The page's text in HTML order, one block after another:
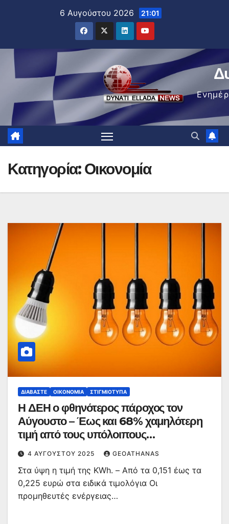
6 Αυγούστου 2026 21:01
Κατηγορία:Οικονομία
ΔΙΑΒΆΣΤΕ ΟΙΚΟΝΟΜΊΑ ΣΤΙΓΜΙΌΤΥΠΑ
Η ΔΕΗ ο φθηνότερος πάροχος τον
Αύγουστο – Έως και 68% χαμηλότερη
τιμή από τους υπόλοιπους
προμηθευτές
4 ΑΥΓΟΎΣΤΟΥ 2025 GEOATHANAS
Στα ύψη η τιμή της KWh. – Από τα 0,151 έως τα
0,225 ευρώ στα ειδικά τιμολόγια Οι
προμηθευτές ενέργειας…